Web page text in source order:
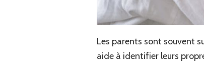
Les parents sont souvent
aide à identifier leurs